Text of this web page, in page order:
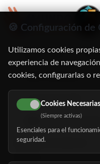
C/ Oruro, 11.
91 345 06 26
616 113 103
Buscador de residencias
🍪 Configuración de
Utilizamos cookies
experiencia de
cookies, configurarlas o
Cookies Necesarias
(Siempre activas)
Esenciales para el
seguridad.